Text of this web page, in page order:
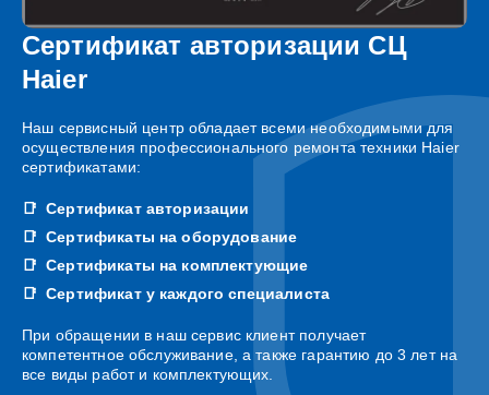
Сертификат авторизации СЦ
Haier
Наш сервисный центр обладает всеми необходимыми для
осуществления профессионального ремонта техники Haier
сертификатами:
Сертификат авторизации
Сертификаты на оборудование
Сертификаты на комплектующие
Сертификат у каждого специалиста
При обращении в наш сервис клиент получает
компетентное обслуживание, а также гарантию до 3 лет на
все виды работ и комплектующих.